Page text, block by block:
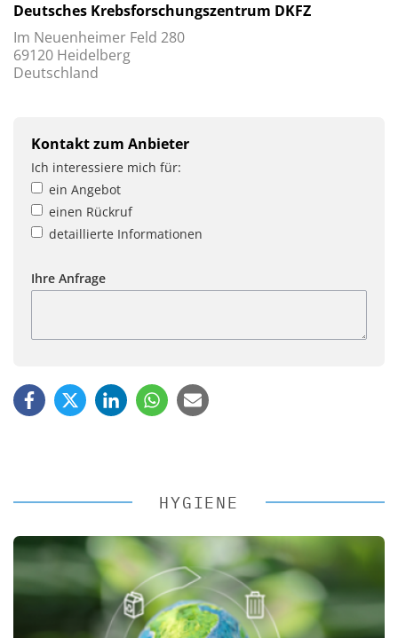
Deutsches Krebsforschungszentrum DKFZ
Im Neuenheimer Feld 280
69120 Heidelberg
Deutschland
Kontakt zum Anbieter
Ich interessiere mich für:
ein Angebot
einen Rückruf
detaillierte Informationen
Ihre Anfrage
HYGIENE